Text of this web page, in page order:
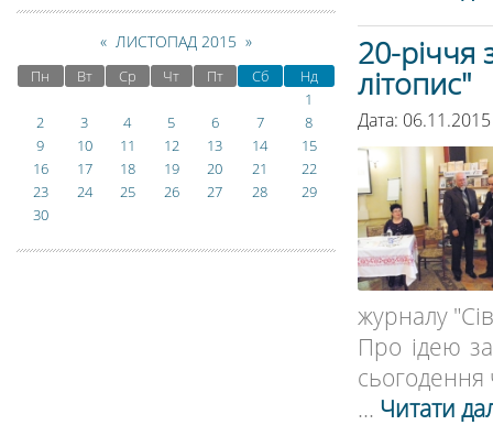
20-річчя
літопис"
Дата:
журналу
Про ідею
сьогодення
... Читати
« ЛИСТОПАД 2015 »
Пн Вт Ср Чт Пт Сб
Нд
1
2
3 4 5 6 7
8
9
10 11 12 13 14
15
16
17 18 19 20 21
22
23
24 25 26 27 28
29
30